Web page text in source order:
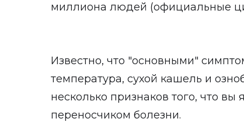
миллиона людей (официальные
Известно, что "основными"
температура, сухой кашель и
несколько признаков того, что вы
переносчиком болезни.